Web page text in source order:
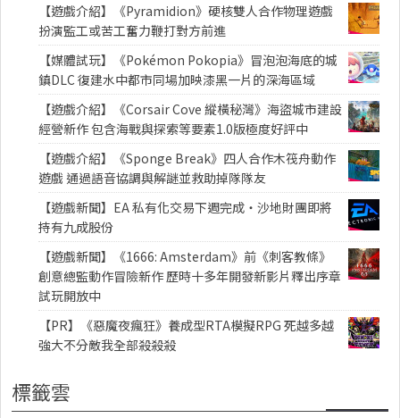
【遊戲介紹】《Pyramidion》硬核雙人合作物理遊戲
扮演監工或苦工奮力鞭打對方前進
【媒體試玩】《Pokémon Pokopia》冒泡泡海底的城
鎮DLC 復建水中都市同場加映漆黑一片的深海區域
【遊戲介紹】《Corsair Cove 縱橫秘灣》海盜城市建設
經營新作 包含海戰與探索等要素1.0版極度好評中
【遊戲介紹】《Sponge Break》四人合作木筏舟動作
遊戲 通過語音協調與解謎並救助掉隊隊友
【遊戲新聞】EA 私有化交易下週完成・沙地財團即將
持有九成股份
【遊戲新聞】《1666: Amsterdam》前《刺客教條》
創意總監動作冒險新作 歷時十多年開發新影片釋出序章
試玩開放中
【PR】《惡魔夜瘋狂》養成型RTA模擬RPG 死越多越
強大不分敵我全部殺殺殺
標籤雲